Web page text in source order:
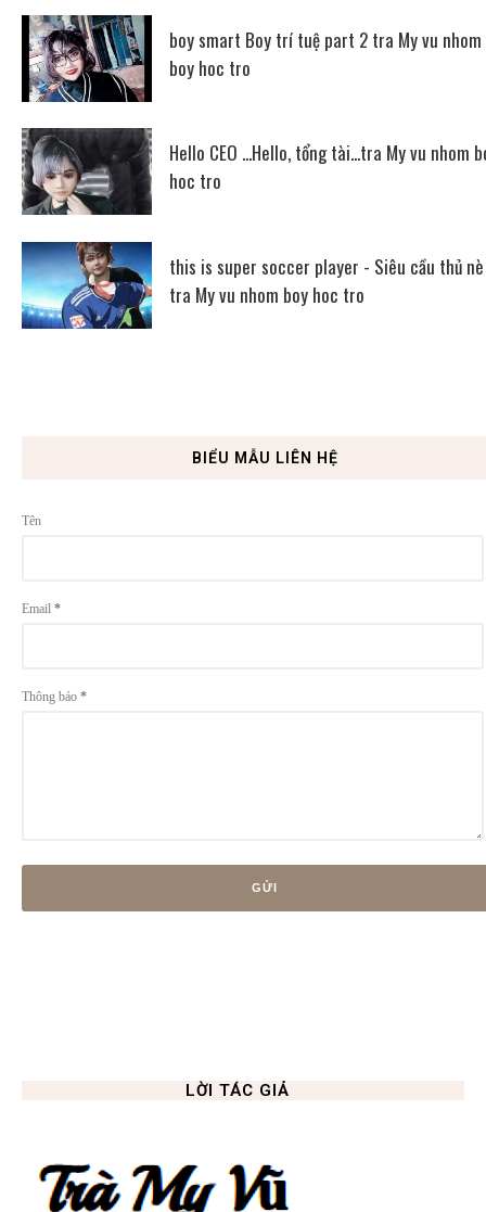
boy smart Boy trí tuệ part 2 tra My vu nhom
boy hoc tro
Hello CEO ...Hello, tổng tài...tra My vu nhom
hoc tro
this is super soccer player - Siêu cầu thủ
tra My vu nhom boy hoc tro
BIỂU MẪU LIÊN HỆ
Tên
Email *
Thông báo *
LỜI TÁC GIẢ